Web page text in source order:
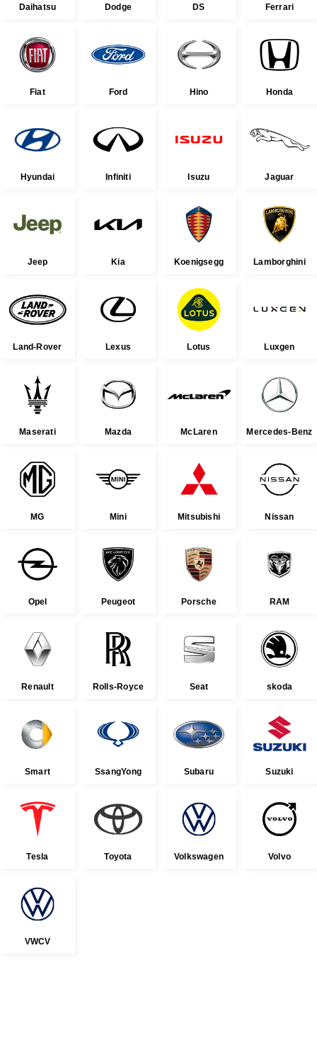
Daihatsu Dodge DS Ferrari
Fiat Ford Hino Honda
Hyundai Infiniti Isuzu Jaguar
Jeep Kia Koenigsegg Lamborghini
Land-Rover Lexus Lotus Luxgen
Maserati Mazda McLaren Mercedes-Benz
MG Mini Mitsubishi Nissan
Opel Peugeot Porsche RAM
Renault Rolls-Royce Seat skoda
Smart SsangYong Subaru Suzuki
Tesla Toyota Volkswagen Volvo
VWCV